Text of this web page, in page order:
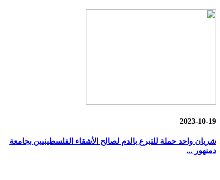
2023-10-19
شريان واحد حملة للتبرع بالدم لصالح الأشقاء الفلسطينيين بجامعة
دمنهور ...